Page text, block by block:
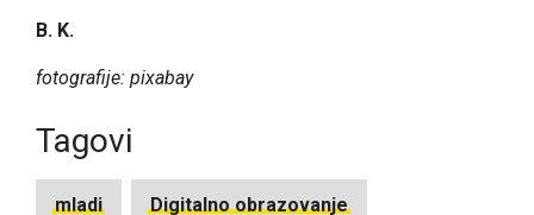
B. K.
fotografije: pixabay
Tagovi
mladi Digitalno obrazovanje